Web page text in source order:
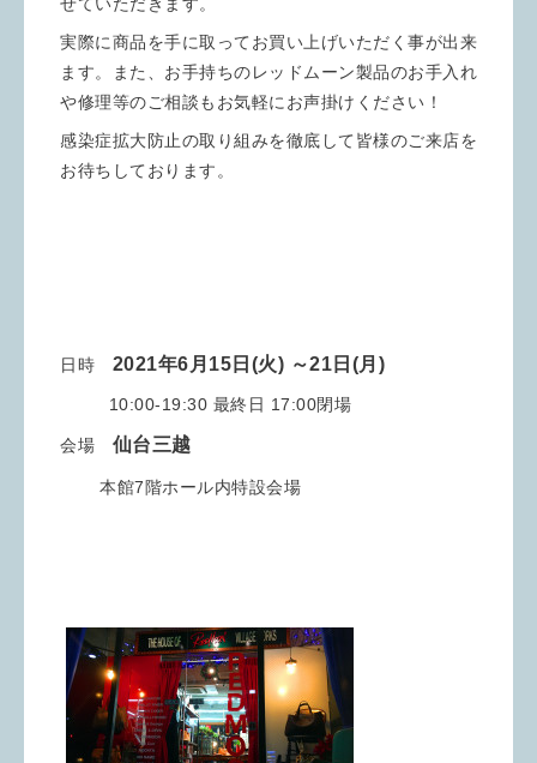
実際に商品を手に取ってお買い上げいただく事が出来
ます。また、お手持ちのレッドムーン製品のお手入れ
や修理等のご相談もお気軽にお声掛けください！
感染症拡大防止の取り組みを徹底して皆様のご来店を
お待ちしております。
日時 2021年6月15日(火) ～21日(月)
10:00-19:30 最終日 17:00閉場
会場 仙台三越
本館7階ホール内特設会場